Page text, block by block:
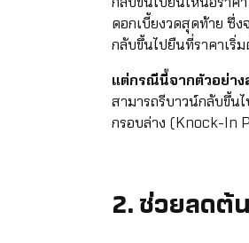
ดอกเบี้ยงวดสุดท้าย ซึ่
กลับขึ้นไปยืนที่ราคาเริ่
แต่กรณีนี้จากตัวอย่า
สามารถรีบาวน์กลับขึ้น
กรอบล่าง (Knock-In
2. ช่วยลดต้